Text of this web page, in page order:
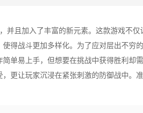
并且加入了丰富的新元素。这款游戏不仅
得战斗更加多样化。为了应对层出不穷
单易上手，但想要在挑战中获得胜利却
更让玩家沉浸在紧张刺激的防御战中。